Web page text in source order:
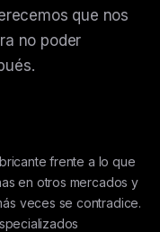
que nos
no poder
frente a lo que
en otros mercados y
veces se contradice.